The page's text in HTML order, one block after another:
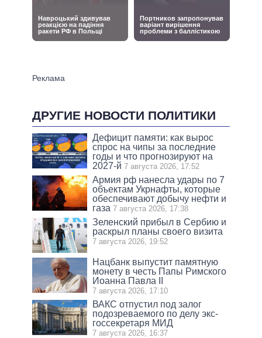
ДРУГИЕ НОВОСТИ ПОЛИТИКИ
Дефицит памяти: как вырос
спрос на чипы за последние
годы и что прогнозируют на
2027-й 7 августа 2026, 17:52
Армия рф нанесла удары по 7
объектам Укрнафты, которые
обеспечивают добычу нефти и
газа 7 августа 2026, 17:38
Зеленский прибыл в Сербию и
раскрыл планы своего визита
7 августа 2026, 19:52
Нацбанк выпустит памятную
монету в честь Папы Римского
Иоанна Павла II
7 августа 2026, 17:10
ВАКС отпустил под залог
подозреваемого по делу экс-
госсекретаря МИД
7 августа 2026, 16:37